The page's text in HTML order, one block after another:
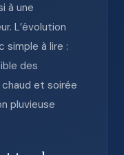
à une
L’évolution
simple à lire :
des
et soirée
pluvieuse